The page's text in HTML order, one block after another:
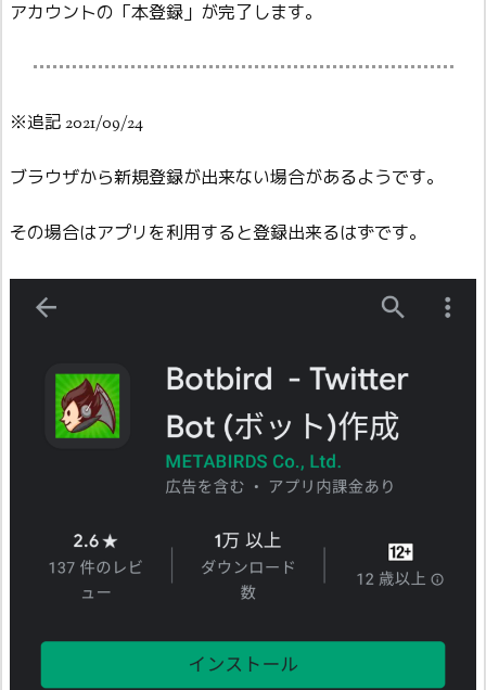
アカウントの「本登録」が完了します。
※追記 2021/09/24
ブラウザから新規登録が出来ない場合があるようです。
その場合はアプリを利用すると登録出来るはずです。